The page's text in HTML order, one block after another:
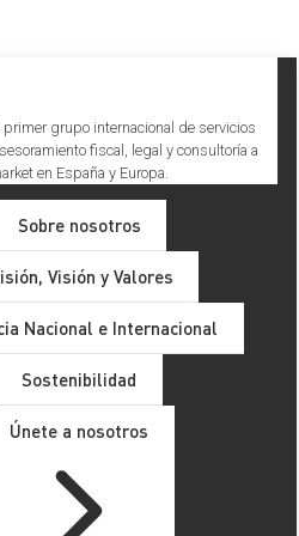
primer grupo internacional de servicios
fiscal, legal y consultoría a
en España y Europa.
Sobre nosotros
Visión y Valores
Nacional e Internacional
Sostenibilidad
Únete a nosotros
GLOBAL vuelve
lugar en el
Age
ETL GLOBAL
el puesto 15 gracias a los
Con una tasa de